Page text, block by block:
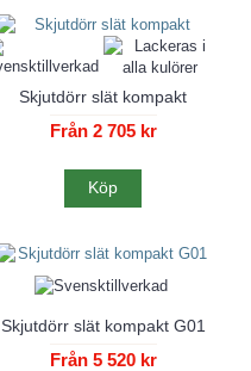
Skjutdörr slät kompakt
Från 2 705 kr
Köp
Skjutdörr slät kompakt G01
Från 5 520 kr